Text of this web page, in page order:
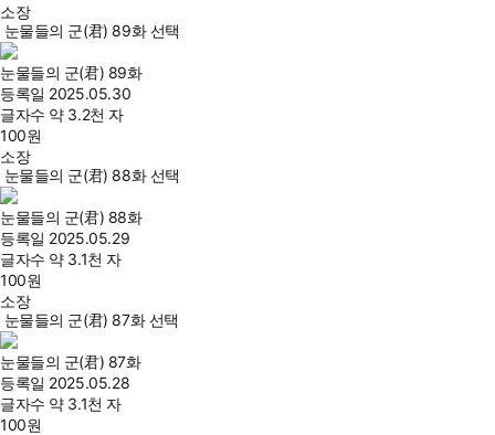
소장
눈물들의 군(君) 89화 선택
눈물들의 군(君) 89화
등록일 2025.05.30
글자수 약 3.2천 자
100원
소장
눈물들의 군(君) 88화 선택
눈물들의 군(君) 88화
등록일 2025.05.29
글자수 약 3.1천 자
100원
소장
눈물들의 군(君) 87화 선택
눈물들의 군(君) 87화
등록일 2025.05.28
글자수 약 3.1천 자
100원